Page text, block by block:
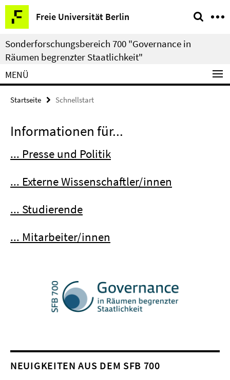
Springe
direkt
zu
Inhalt
Freie Universität Berlin
Service-
Navigation
Sonderforschungsbereich 700 "Governance in
Räumen begrenzter Staatlichkeit"
MENÜ
Startseite Schnellstart
Informationen für...
... Presse und Politik
... Externe Wissenschaftler/innen
... Studierende
... Mitarbeiter/innen
NEUIGKEITEN AUS DEM SFB 700